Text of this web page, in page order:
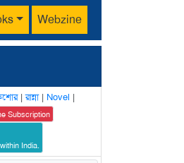
Webzine
|রান্না| Novel |
Subscription
India.